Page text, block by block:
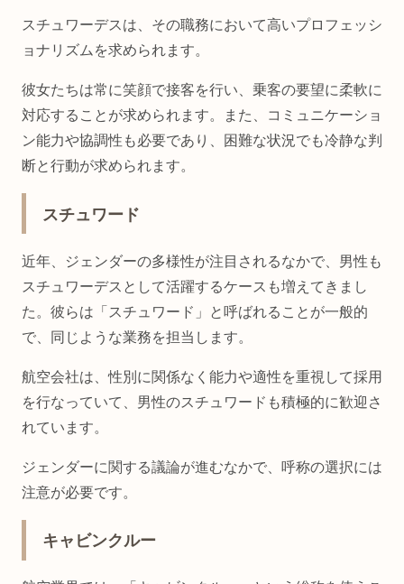
スチュワーデスは、その職務において高いプロフェッシ
ョナリズムを求められます。
彼女たちは常に笑顔で接客を行い、乗客の要望に柔軟に
対応することが求められます。また、コミュニケーショ
ン能力や協調性も必要であり、困難な状況でも冷静な判
断と行動が求められます。
スチュワード
近年、ジェンダーの多様性が注目されるなかで、男性も
スチュワーデスとして活躍するケースも増えてきまし
た。彼らは「スチュワード」と呼ばれることが一般的
で、同じような業務を担当します。
航空会社は、性別に関係なく能力や適性を重視して採用
を行なっていて、男性のスチュワードも積極的に歓迎さ
れています。
ジェンダーに関する議論が進むなかで、呼称の選択には
注意が必要です。
キャビンクルー